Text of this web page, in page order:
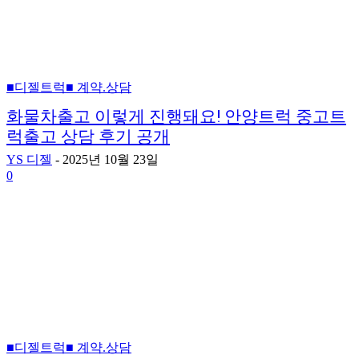
■디젤트럭■ 계약.상담
화물차출고 이렇게 진행돼요! 안양트럭 중고트
럭출고 상담 후기 공개
YS 디젤 - 2025년 10월 23일
0
■디젤트럭■ 계약.상담